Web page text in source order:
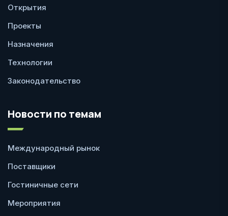
Открытия
Проекты
Назначения
Технологии
Законодательство
Новости по темам
Международный рынок
Поставщики
Гостиничные сети
Мероприятия